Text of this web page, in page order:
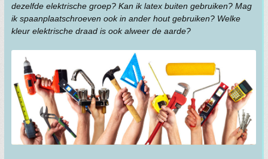
dezelfde elektrische groep? Kan ik latex buiten gebruiken? Mag
ik spaanplaatschroeven ook in ander hout gebruiken? Welke
kleur elektrische draad is ook alweer de aarde?